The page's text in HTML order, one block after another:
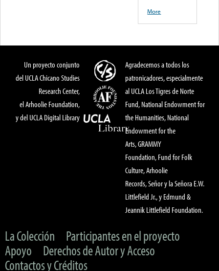
More
Un proyecto conjunto
del UCLA Chicano Studies
Research Center,
el Arhoolie Foundation,
y del UCLA Digital Library
Agradecemos a todos los
patronicadores, especialmente
al UCLA Los Tigres de Norte
Fund, National Endowment for
the Humanities, National
Endowment for the
Arts, GRAMMY
Foundation, Fund for Folk
Culture, Arhoolie
Records, Señor y la Señora E.W.
Littlefield Jr., y Edmund &
Jeannik Littlefield Foundation.
La Colección
Participantes en el proyecto
Apoyo
Derechos de Autor y Acceso
Contactos y Créditos